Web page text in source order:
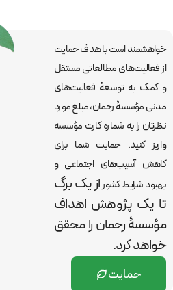
خواهشمند است با هدف حمایت
از فعالیت‌های مطالعاتی مستقل
و کمک به توسعۀ فعالیت‌های
مدنی مؤسسۀ رحمان، مبلغ مورد
نظرتان را به شماره کارت مؤسسه
واریز کنید. حمایت شما برای
کاهش آسیب‌های اجتماعی و
بهبود شرایط کشوراز یک برگ
تا یک پژوهش اهداف
مؤسسۀ رحمان رامحقق
خواهد کرد.
حمایت